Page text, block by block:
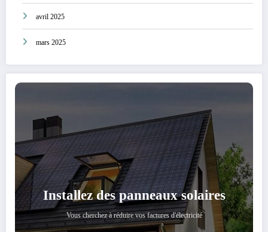
avril 2025
mars 2025
Installez des panneaux solaires
Vous cherchez à réduire vos factures d'électricité